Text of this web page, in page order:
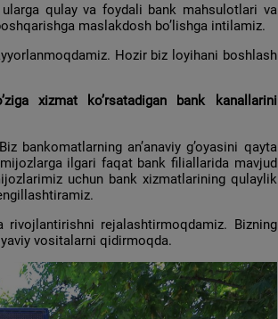
ularga qulay va foydali bank mahsulotlari va
maslakdosh bo’lishga intilamiz.
Hozir biz loyihani boshlash
xizmat ko’rsatadigan bank kanallarini
bankomatlarning an’anaviy g’oyasini qayta
ilgari faqat bank filiallarida mavjud
uchun bank xizmatlarining qulaylik
rivojlantirishni rejalashtirmoqdamiz. Bizning
vositalarni qidirmoqda.